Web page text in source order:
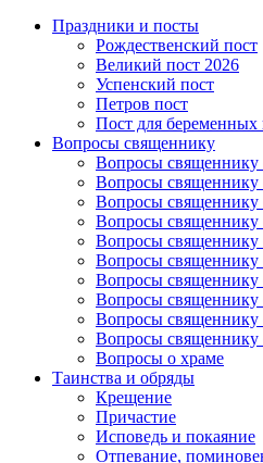
Праздники и посты
Рождественский пост
Великий пост 2026
Успенский пост
Петров пост
Пост для
Вопросы священнику
Вопросы священнику
Вопросы священнику
Вопросы священнику
Вопросы
Вопросы священнику
Вопросы священнику
Вопросы священнику
Вопросы
Вопросы
Вопросы священнику
Вопросы о храме
Таинства и обряды
Крещение
Причастие
Исповедь и покаяние
Отпевание,